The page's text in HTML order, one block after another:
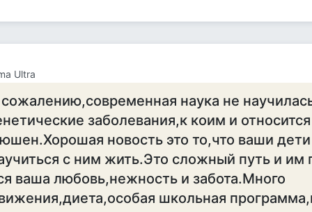
Ultra
наука не
заболевания,к коим и относится
новость это то,что ваши
с ним жить.Это сложный путь и им
ваша любовь,нежность и забота.Много
школьная